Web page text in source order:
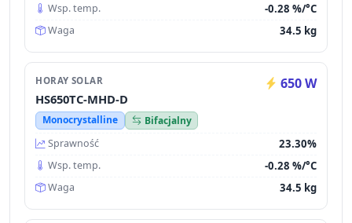
Wsp. temp. -0.28 %/°C
Waga 34.5 kg
HORAY SOLAR 650 W
HS650TC-MHD-D
Monocrystalline
Bifacjalny
Sprawność
23.30%
Wsp. temp. -0.28 %/°C
Waga 34.5 kg